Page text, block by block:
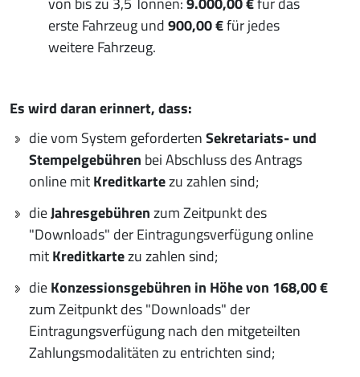
erste Fahrzeug und900,00 €für jedes
weitere Fahrzeug.
Es wird daran erinnert, dass:
die vom System gefordertenSekretariats- und
Stempelgebühren bei Abschluss des Antrags
online mitKreditkartezu zahlen sind;
dieJahresgebührenzum Zeitpunkt des
"Downloads" der Eintragungsverfügung online
mitKreditkartezu zahlen sind;
dieKonzessionsgebühren in Höhe von 168,00 €
zum Zeitpunkt des "Downloads" der
Eintragungsverfügung nach den mitgeteilten
Zahlungsmodalitäten zu entrichten sind;